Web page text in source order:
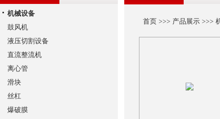
首页 >>> 产品展示>>>
机械设备
鼓风机
液压切割设备
直流整流机
离心管
滑块
丝杠
爆破膜